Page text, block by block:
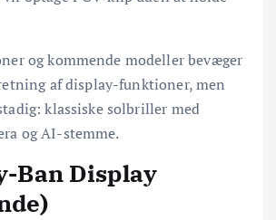
og kommende modeller bevæger
af display-funktioner, men
klassiske solbriller med
og AI-stemme.
Ban Display